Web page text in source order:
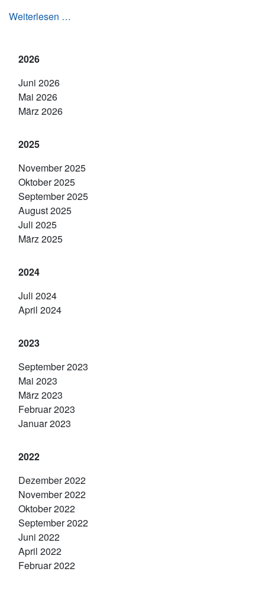
Weiterlesen …
2026
Juni 2026
Mai 2026
März 2026
2025
November 2025
Oktober 2025
September 2025
August 2025
Juli 2025
März 2025
2024
Juli 2024
April 2024
2023
September 2023
Mai 2023
März 2023
Februar 2023
Januar 2023
2022
Dezember 2022
November 2022
Oktober 2022
September 2022
Juni 2022
April 2022
Februar 2022